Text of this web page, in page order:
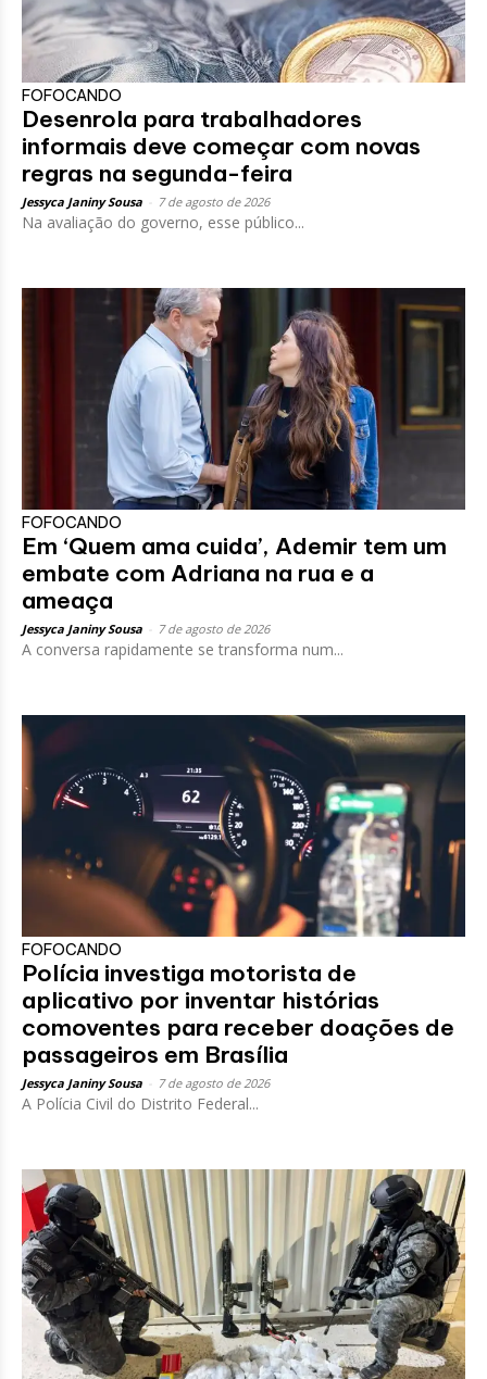
FOFOCANDO
Desenrola para trabalhadores
informais deve começar com novas
regras na segunda-feira
Jessyca Janiny Sousa 7 de agosto de 2026
Na avaliação do governo, esse público...
FOFOCANDO
Em ‘Quem ama cuida’, Ademir tem um
embate com Adriana na rua e a
ameaça
Jessyca Janiny Sousa 7 de agosto de 2026
A conversa rapidamente se transforma num...
FOFOCANDO
Polícia investiga motorista de
aplicativo por inventar histórias
comoventes para receber doações de
passageiros em Brasília
Jessyca Janiny Sousa 7 de agosto de 2026
A Polícia Civil do Distrito Federal...